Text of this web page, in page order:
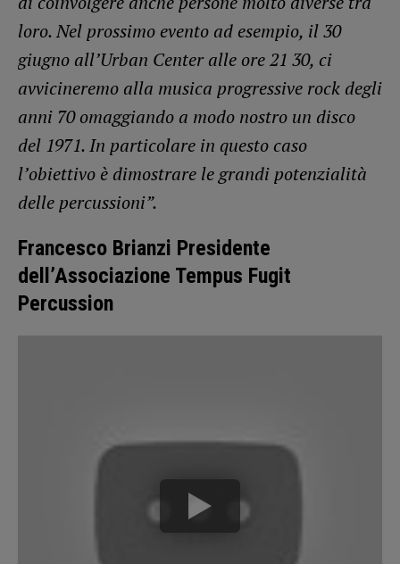
loro. Nel prossimo evento ad esempio, il 30
giugno all’Urban Center alle ore 21 30, ci
avvicineremo alla musica progressive rock degli
anni 70 omaggiando a modo nostro un disco
del 1971. In particolare in questo caso
l’obiettivo è dimostrare le grandi potenzialità
delle percussioni”.
Francesco Brianzi Presidente
dell’Associazione Tempus Fugit
Percussion